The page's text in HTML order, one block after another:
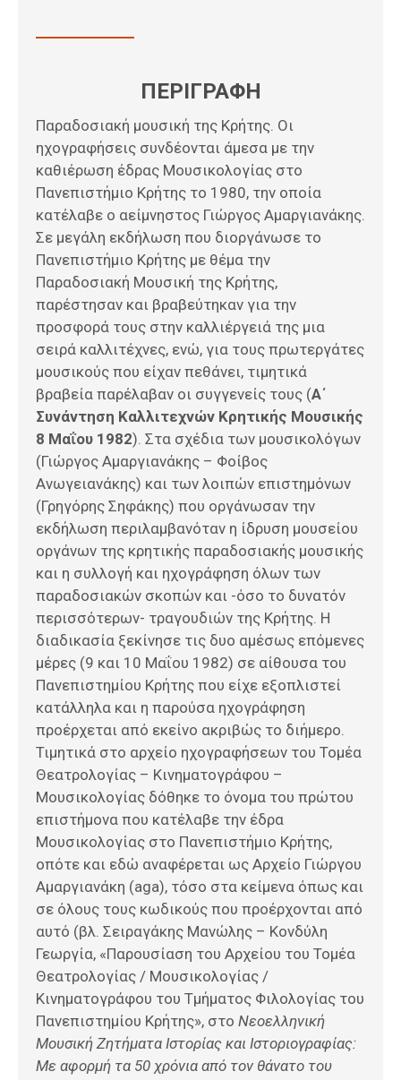
ΠΕΡΙΓΡΑΦΗ
Παραδοσιακή μουσική της Κρήτης. Οι
ηχογραφήσεις συνδέονται άμεσα με την
καθιέρωση έδρας Μουσικολογίας στο
Πανεπιστήμιο Κρήτης το 1980, την οποία
κατέλαβε ο αείμνηστος Γιώργος Αμαργιανάκης.
Σε μεγάλη εκδήλωση που διοργάνωσε το
Πανεπιστήμιο Κρήτης με θέμα την
Παραδοσιακή Μουσική της Κρήτης,
παρέστησαν και βραβεύτηκαν για την
προσφορά τους στην καλλιέργειά της μια
σειρά καλλιτέχνες, ενώ, για τους πρωτεργάτες
μουσικούς που είχαν πεθάνει, τιμητικά
βραβεία παρέλαβαν οι συγγενείς τους (Α΄
Συνάντηση Καλλιτεχνών Κρητικής Μουσικής
8 Μαΐου 1982). Στα σχέδια των μουσικολόγων
(Γιώργος Αμαργιανάκης – Φοίβος
Ανωγειανάκης) και των λοιπών επιστημόνων
(Γρηγόρης Σηφάκης) που οργάνωσαν την
εκδήλωση περιλαμβανόταν η ίδρυση μουσείου
οργάνων της κρητικής παραδοσιακής μουσικής
και η συλλογή και ηχογράφηση όλων των
παραδοσιακών σκοπών και -όσο το δυνατόν
περισσότερων- τραγουδιών της Κρήτης. Η
διαδικασία ξεκίνησε τις δυο αμέσως επόμενες
μέρες (9 και 10 Μαΐου 1982) σε αίθουσα του
Πανεπιστημίου Κρήτης που είχε εξοπλιστεί
κατάλληλα και η παρούσα ηχογράφηση
προέρχεται από εκείνο ακριβώς το διήμερο.
Τιμητικά στο αρχείο ηχογραφήσεων του Τομέα
Θεατρολογίας – Κινηματογράφου –
Μουσικολογίας δόθηκε το όνομα του πρώτου
επιστήμονα που κατέλαβε την έδρα
Μουσικολογίας στο Πανεπιστήμιο Κρήτης,
οπότε και εδώ αναφέρεται ως Αρχείο Γιώργου
Αμαργιανάκη (aga), τόσο στα κείμενα όπως και
σε όλους τους κωδικούς που προέρχονται από
αυτό (βλ. Σειραγάκης Μανώλης – Κονδύλη
Γεωργία, «Παρουσίαση του Αρχείου του Τομέα
Θεατρολογίας / Μουσικολογίας /
Κινηματογράφου του Τμήματος Φιλολογίας του
Πανεπιστημίου Κρήτης», στο Νεοελληνική
Μουσική Ζητήματα Ιστορίας και Ιστοριογραφίας:
Με αφορμή τα 50 χρόνια από τον θάνατο του